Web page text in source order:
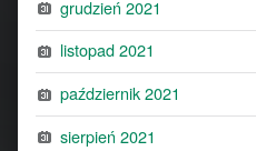
grudzień 2021
listopad 2021
październik 2021
sierpień 2021